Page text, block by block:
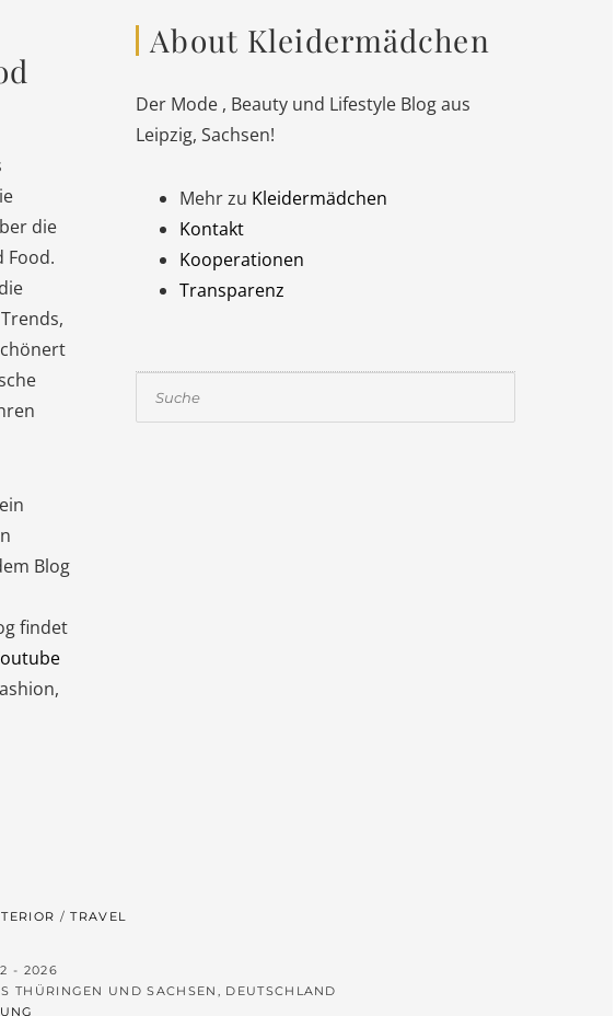
die
Food.
Blog
findet
About Kleidermädchen
Der Mode , Beauty und Lifestyle Blog aus
Leipzig, Sachsen!
Mehr zu Kleidermädchen
Kontakt
Kooperationen
Transparenz
Suchen
TRAVEL
- 2026
THÜRINGEN UND SACHSEN, DEUTSCHLAND